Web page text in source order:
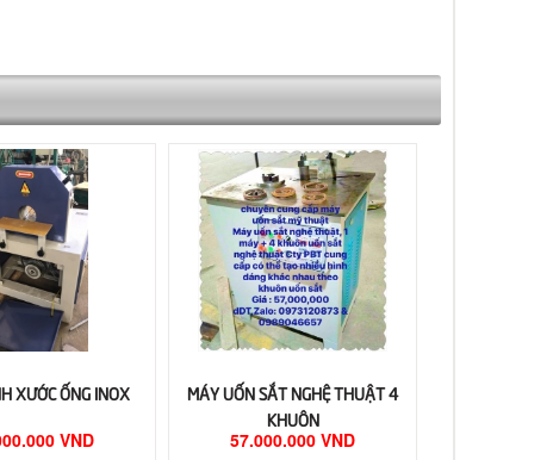
XƯỚC ỐNG INOX
VND
MÁY UỐN SẮT NGHỆ THUẬT 4
KHUÔN
57.000.000 VND